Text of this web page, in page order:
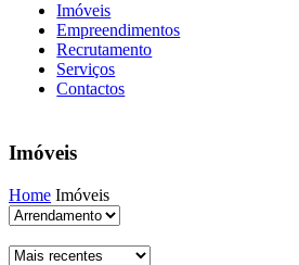
Imóveis
Empreendimentos
Recrutamento
Serviços
Contactos
Imóveis
Home Imóveis